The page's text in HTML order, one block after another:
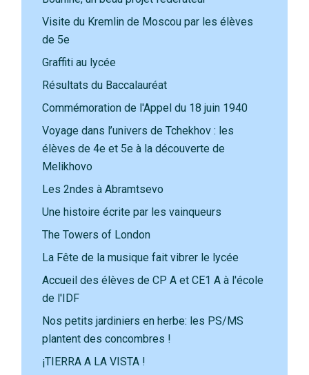
Visite du Kremlin de Moscou par les élèves
de 5e
Graffiti au lycée
Résultats du Baccalauréat
Commémoration de l'Appel du 18 juin 1940
Voyage dans l’univers de Tchekhov : les
élèves de 4e et 5e à la découverte de
Melikhovo
Les 2ndes à Abramtsevo
Une histoire écrite par les vainqueurs
The Towers of London
La Fête de la musique fait vibrer le lycée
Accueil des élèves de CP A et CE1 A à l'école
de l'IDF
Nos petits jardiniers en herbe: les PS/MS
plantent des concombres !
¡TIERRA A LA VISTA !